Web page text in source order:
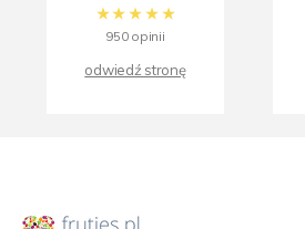
950 opinii
odwiedź stronę